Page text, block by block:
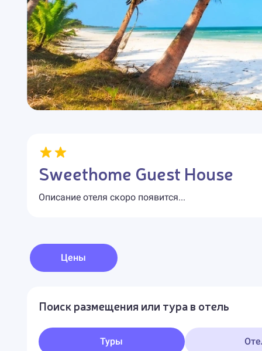
Sweethome Guest House
Описание отеля скоро появится...
Цены
Поиск размещения или тура в отель
Туры